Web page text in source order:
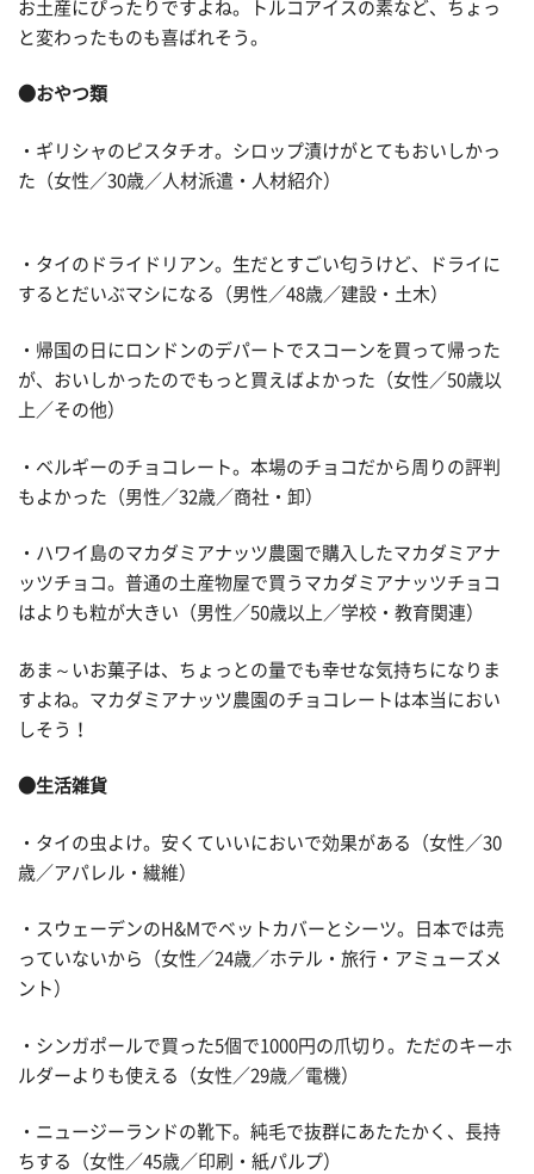
お土産にぴったりですよね。トルコアイスの素など、ちょっ
と変わったものも喜ばれそう。
●おやつ類
・ギリシャのピスタチオ。シロップ漬けがとてもおいしかっ
た（女性／30歳／人材派遣・人材紹介）
・タイのドライドリアン。生だとすごい匂うけど、ドライに
するとだいぶマシになる（男性／48歳／建設・土木）
・帰国の日にロンドンのデパートでスコーンを買って帰った
が、おいしかったのでもっと買えばよかった（女性／50歳以
上／その他）
・ベルギーのチョコレート。本場のチョコだから周りの評判
もよかった（男性／32歳／商社・卸）
・ハワイ島のマカダミアナッツ農園で購入したマカダミアナ
ッツチョコ。普通の土産物屋で買うマカダミアナッツチョコ
はよりも粒が大きい（男性／50歳以上／学校・教育関連）
あま～いお菓子は、ちょっとの量でも幸せな気持ちになりま
すよね。マカダミアナッツ農園のチョコレートは本当におい
しそう！
●生活雑貨
・タイの虫よけ。安くていいにおいで効果がある（女性／30
歳／アパレル・繊維）
・スウェーデンのH&Mでベットカバーとシーツ。日本では売
っていないから（女性／24歳／ホテル・旅行・アミューズメ
ント）
・シンガポールで買った5個で1000円の爪切り。ただのキーホ
ルダーよりも使える（女性／29歳／電機）
・ニュージーランドの靴下。純毛で抜群にあたたかく、長持
ちする（女性／45歳／印刷・紙パルプ）